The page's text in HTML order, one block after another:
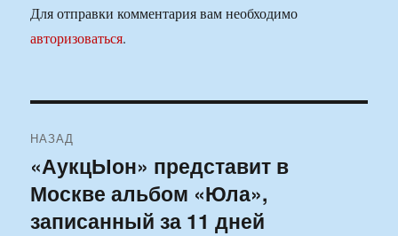
Для отправки комментария вам необходимо
авторизоваться.
по
записям
НАЗАД
Предыдущая
запись:
«АукцЫон» представит в
Москве альбом «Юла»,
записанный за 11 дней